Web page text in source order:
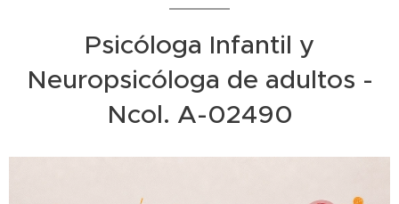
Psicóloga Infantil y
Neuropsicóloga de adultos -
Ncol. A-02490